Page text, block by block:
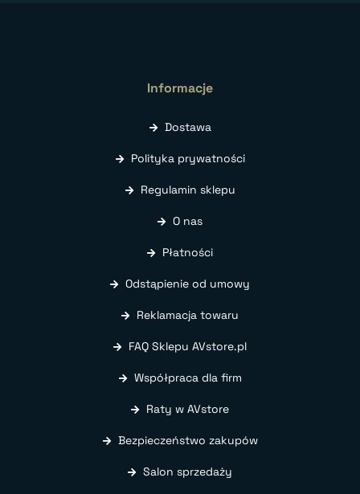
Informacje
Dostawa
Polityka prywatności
Regulamin sklepu
O nas
Płatności
Odstąpienie od umowy
Reklamacja towaru
FAQ Sklepu AVstore.pl
Współpraca dla firm
Raty w AVstore
Bezpieczeństwo zakupów
Salon sprzedaży